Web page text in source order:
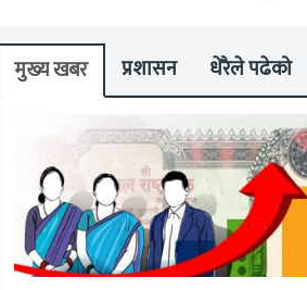
मुख्य खबर प्रशासन धेरैले पढेको